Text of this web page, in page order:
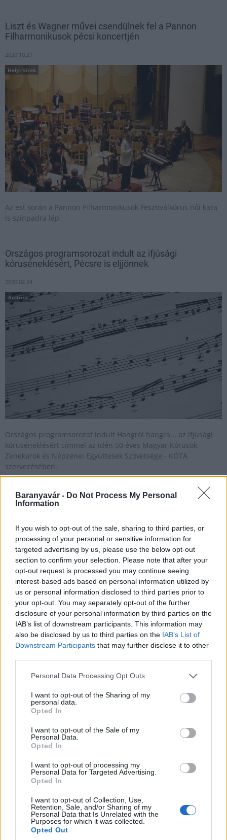
Baranyavár - Do Not Process My Personal
Information
If you wish to opt-out of the sale, sharing to third parties, or
processing of your personal or sensitive information for
targeted advertising by us, please use the below opt-out
section to confirm your selection. Please note that after your
opt-out request is processed you may continue seeing
interest-based ads based on personal information utilized by
us or personal information disclosed to third parties prior to
your opt-out. You may separately opt-out of the further
disclosure of your personal information by third parties on the
IAB’s list of downstream participants. This information may
also be disclosed by us to third parties on the IAB’s List of
Downstream Participants that may further disclose it to other
Please note that this website/app uses one or more Google
not limited to your visit or usage behaviour. You may click to
grant or deny consent to Google and its third-party tags to
use your data for below specified purposes in below Google
consent section.
Personal Data Processing Opt Outs
I want to opt-out of the Sharing of my
personal data.
Opted In
I want to opt-out of the Sale of my
Personal Data.
Opted In
I want to opt-out of processing my
Personal Data for Targeted Advertising.
Opted In
I want to opt-out of Collection, Use,
Retention, Sale, and/or Sharing of my
Personal Data that Is Unrelated with the
Purposes for which it was collected.
Opted Out
Liszt és Wagner művei csendülnek fel a Pannon
Filharmonikusok pécsi koncertjén
2020.10.21
Helyi hírek
Az est során a Pannon Filharmonikusok Fesztiválkórus női kara
is színpadra lép.
Országos programsorozat indult az ifjúsági
kóruséneklésért, Pécsre is eljjönnek
2020.02.24
Kultúra
Országos programsorozat indult Hangról hangra... az ifjúsági
kóruséneklésért címmel az idén 50 éves Magyar Kórusok,
Zenekarok és Népzenei Együttesek Szövetsége - KÓTA
szervezésében.
Az alvajáró című alkotás lesz a Pannon
2020.02.03
A darab különlegessége a páratlan feszültséggel és
"akrobataelemekkel" kivitelezett alvajáró-jelenet, amely jól
ábrázolja a tudatalatti jelenségeket.
Szeretnél zenélni a Pannon Filharmonikusokkal a
pécsi Kodály Központ színpadán?
2019.02.01